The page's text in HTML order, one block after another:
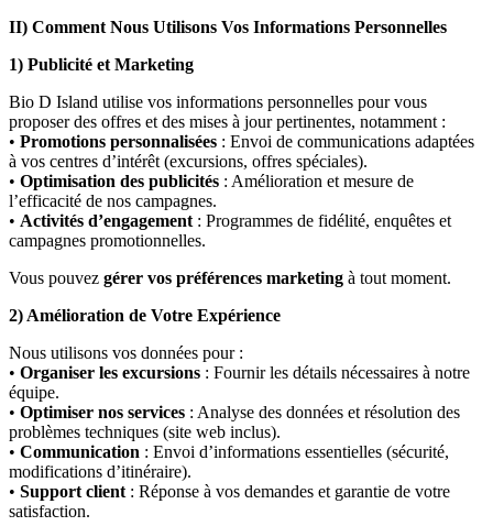
II) Comment Nous Utilisons Vos Informations Personnelles
1) Publicité et Marketing
Bio D Island utilise vos informations personnelles pour vous
proposer des offres et des mises à jour pertinentes, notamment :
• Promotions personnalisées : Envoi de communications adaptées
à vos centres d’intérêt (excursions, offres spéciales).
• Optimisation des publicités : Amélioration et mesure de
l’efficacité de nos campagnes.
• Activités d’engagement : Programmes de fidélité, enquêtes et
campagnes promotionnelles.
Vous pouvez gérer vos préférences marketing à tout moment.
2) Amélioration de Votre Expérience
Nous utilisons vos données pour :
• Organiser les excursions : Fournir les détails nécessaires à notre
équipe.
• Optimiser nos services : Analyse des données et résolution des
problèmes techniques (site web inclus).
• Communication : Envoi d’informations essentielles (sécurité,
modifications d’itinéraire).
• Support client : Réponse à vos demandes et garantie de votre
satisfaction.